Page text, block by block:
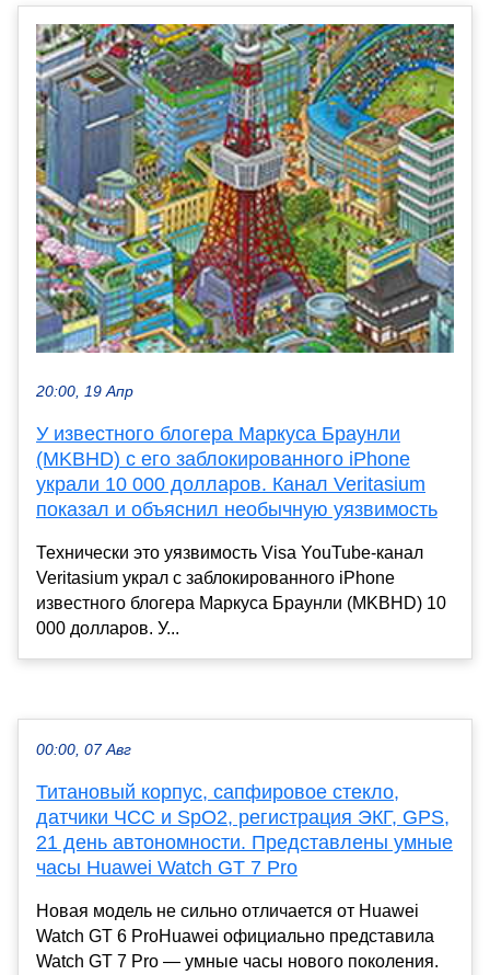
20:00, 19 Апр
У известного блогера Маркуса Браунли
(MKBHD) с его заблокированного iPhone
украли 10 000 долларов. Канал Veritasium
показал и объяснил необычную уязвимость
Технически это уязвимость Visa YouTube-канал
Veritasium украл с заблокированного iPhone
известного блогера Маркуса Браунли (MKBHD) 10
000 долларов. У...
00:00, 07 Авг
Титановый корпус, сапфировое стекло,
датчики ЧСС и SpO2, регистрация ЭКГ, GPS,
21 день автономности. Представлены умные
часы Huawei Watch GT 7 Pro
Новая модель не сильно отличается от Huawei
Watch GT 6 ProHuawei официально представила
Watch GT 7 Pro — умные часы нового поколения.